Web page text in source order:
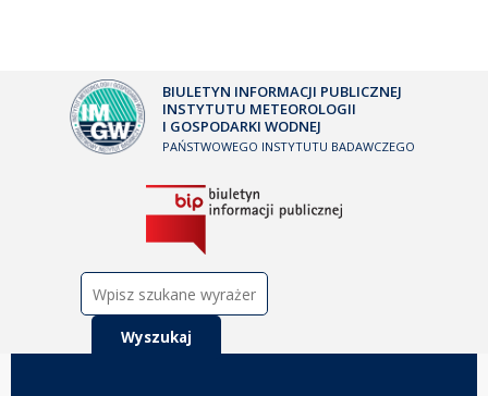
BIULETYN INFORMACJI PUBLICZNEJ
INSTYTUTU METEOROLOGII
I GOSPODARKI WODNEJ
PAŃSTWOWEGO INSTYTUTU BADAWCZEGO